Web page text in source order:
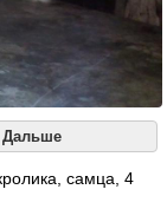
Дальше
самца, 4